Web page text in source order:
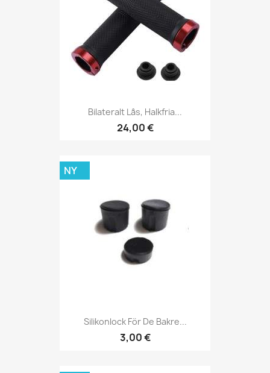
Bilateralt Lås, Halkfria...
24,00 €
Silikonlock För De Bakre...
3,00 €
NY